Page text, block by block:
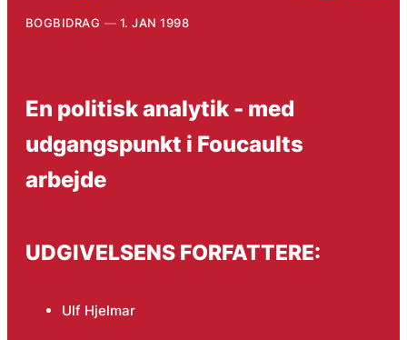
BOGBIDRAG 1. JAN 1998
En politisk analytik - med
udgangspunkt i Foucaults
arbejde
UDGIVELSENS FORFATTERE:
Ulf Hjelmar